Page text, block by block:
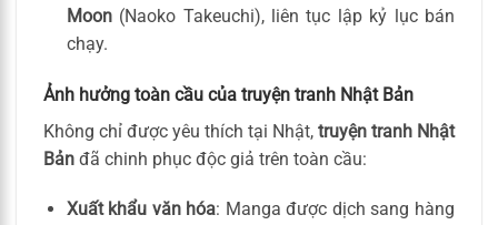
Moon(Naoko Takeuchi), liên tục lập kỷ lục bán
chạy.
Ảnh hưởng toàn cầu của truyện tranh Nhật Bản
Không chỉ được yêu thích tại Nhật, truyện tranh Nhật
Bản đã chinh phục độc giả trên toàn cầu:
Xuất khẩu văn hóa: Manga được dịch sang hàng